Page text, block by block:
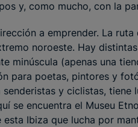
y, como mucho, con la
a emprender. La
noroeste. Hay
minúscula (apenas una
para poetas, pintores y
y ciclistas, tiene
se encuentra el Museu
Ibiza que lucha por